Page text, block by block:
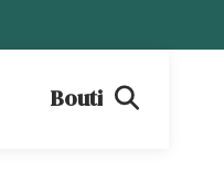
Boutique